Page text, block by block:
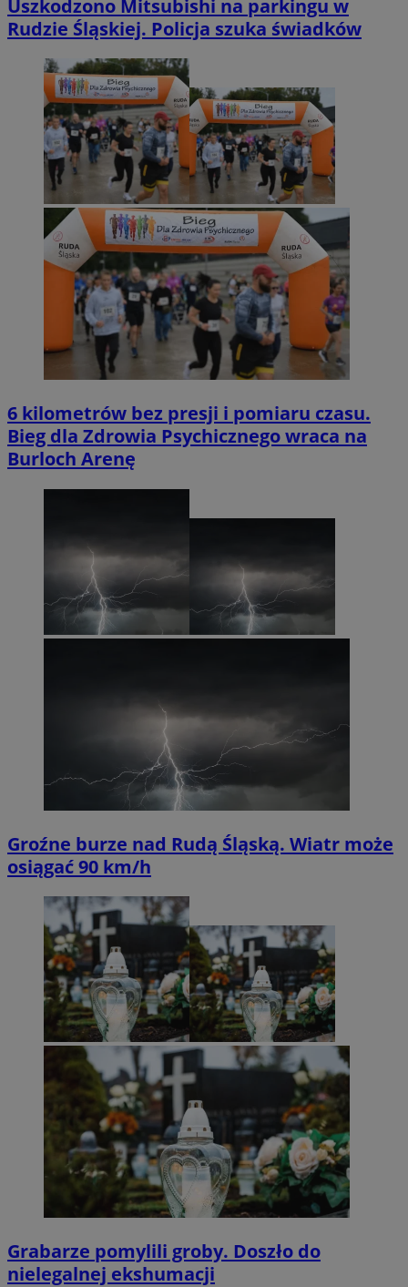
Uszkodzono Mitsubishi na parkingu w
Rudzie Śląskiej. Policja szuka świadków
6 kilometrów bez presji i pomiaru czasu.
Bieg dla Zdrowia Psychicznego wraca na
Burloch Arenę
Groźne burze nad Rudą Śląską. Wiatr może
osiągać 90 km/h
Grabarze pomylili groby. Doszło do
nielegalnej ekshumacji